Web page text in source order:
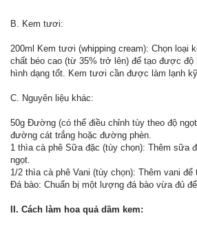
B. Kem tươi:
200ml Kem tươi (whipping cream): Chọn loại
chất béo cao (từ 35% trở lên) để tạo được
hình dạng tốt. Kem tươi cần được làm lạnh
C. Nguyên liệu khác:
50g Đường (có thể điều chỉnh tùy theo độ
đường cát trắng hoặc đường phèn.
1 thìa cà phê Sữa đặc (tùy chọn): Thêm sữa
ngọt.
1/2 thìa cà phê Vani (tùy chọn): Thêm vani để
Đá bào: Chuẩn bị một lượng đá bào vừa đủ
II. Cách làm hoa quả dầm kem: